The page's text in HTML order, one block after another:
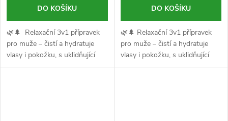
DO KOŠÍKU
🌿🌲 Relaxační 3v1 přípravek
pro muže – čistí a hydratuje
vlasy i pokožku, s uklidňující
vůní heřmánku a borovice. ✨
DO KOŠÍKU
🌿🌲 Relaxační 3v1 přípravek
pro muže – čistí a hydratuje
vlasy i pokožku, s uklidňující
vůní heřmánku a borovice. ✨